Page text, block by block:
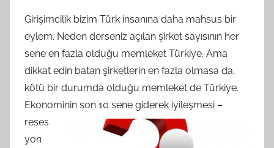
Girişimcilik bizim Türk insanına daha mahsus bir
eylem. Neden derseniz açılan şirket sayısının her
sene en fazla olduğu memleket Türkiye. Ama
dikkat edin batan şirketlerin en fazla olmasa da,
kötü bir durumda olduğu memleket de Türkiye.
Ekonominin son 10 sene giderek iyileşmesi –
reses
yon